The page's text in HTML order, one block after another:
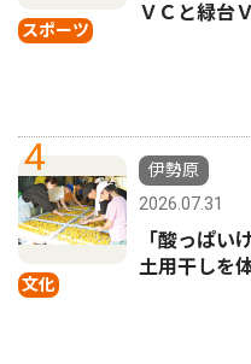
スポーツ
ＶＣと緑台
4
文化
伊勢原
2026.07.31
「酸っぱ
土用干しを